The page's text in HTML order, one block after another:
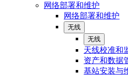
网络部署和维护
网络部署和维护
无线
无线
天线校准和
资产和数据
基站安装与